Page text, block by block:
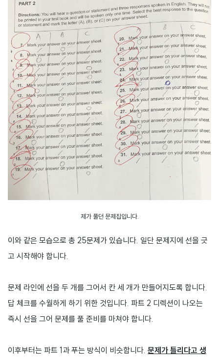
제가 풀던 문제집입니다.
이와 같은 모습으로 총 25문제가 있습니다. 일단 문제지에 선을 긋
고 시작해야 합니다.
문제 라인에 선을 두 개를 그어서 칸 세 개가 만들어지도록 합니다.
답 체크를 수월하게 하기 위한 것입니다. 파트 2 디렉션이 나오는
즉시 선을 그어 문제를 풀 준비를 마쳐야 합니다.
이후부터는 파트 1과 푸는 방식이 비슷합니다. 문제가 틀리다고 생